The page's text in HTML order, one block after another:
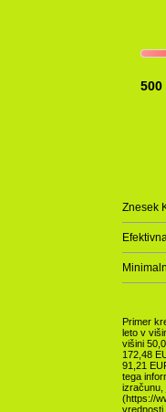
500
Znesek
Primer
leto v
višini
172,48
91,21
tega
izračunu,
(https://
vrednosti